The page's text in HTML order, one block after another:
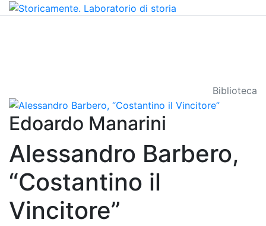
Biblioteca
Edoardo Manarini
Alessandro Barbero,
“Costantino il
Vincitore”